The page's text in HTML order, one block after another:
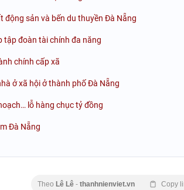
sản và bến du thuyền Đà Nẵng
tập đoàn tài chính đa năng
chính cấp xã
ở xã hội ở thành phố Đà Nẵng
lỗ hàng chục tỷ đồng
Đà Nẵng
Theo Lê Lê - thanhnienviet.vn Copy